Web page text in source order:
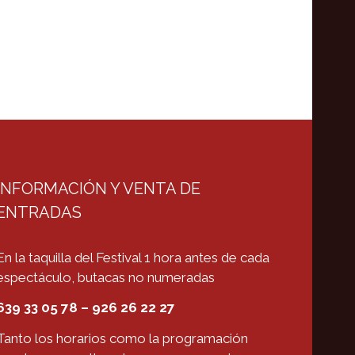
Y VENTA DE
la taquilla del Festival 1 hora antes de cada
butacas no numeradas
33 05 78 – 926 26 22 27
los horarios como la programación